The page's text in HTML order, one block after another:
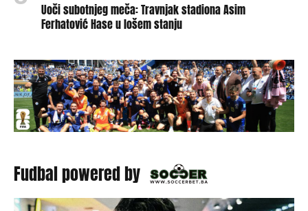
Uoči subotnjeg meča: Travnjak stadiona Asim
Ferhatović Hase u lošem stanju
Fudbal powered by